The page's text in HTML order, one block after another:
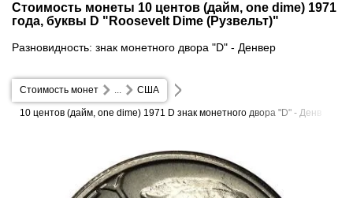
Стоимость монеты 10 центов (дайм, one dime) 1971
года, буквы D "Roosevelt Dime (Рузвельт)"
Разновидность: знак монетного двора "D" - Денвер
Стоимость монет США
...
10 центов (дайм, one dime) 1971 D знак монетного двора "D" - Денв